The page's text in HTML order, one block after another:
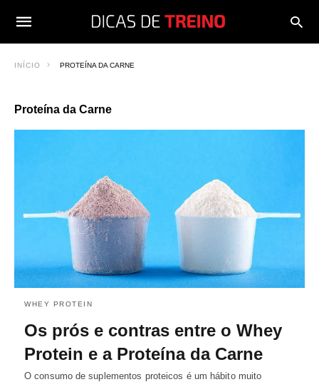
INÍCIO PROTEÍNA DA CARNE
Proteína da Carne
WHEY PROTEIN
Os prós e contras entre o Whey
Protein e a Proteína da Carne
O consumo de suplementos proteicos é um hábito muito